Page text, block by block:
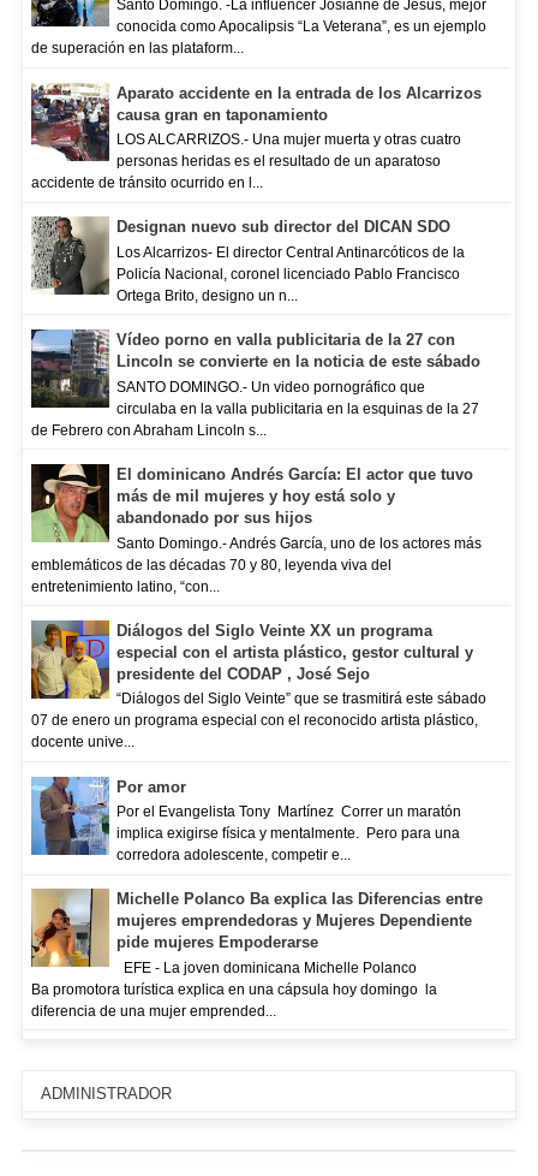
Santo Domingo. -La influencer Josianne de Jesús, mejor
conocida como Apocalipsis “La Veterana”, es un ejemplo
de superación en las plataform...
Aparato accidente en la entrada de los Alcarrizos
causa gran en taponamiento
LOS ALCARRIZOS.- Una mujer muerta y otras cuatro
personas heridas es el resultado de un aparatoso
accidente de tránsito ocurrido en l...
Designan nuevo sub director del DICAN SDO
Los Alcarrizos- El director Central Antinarcóticos de la
Policía Nacional, coronel licenciado Pablo Francisco
Ortega Brito, designo un n...
Vídeo porno en valla publicitaria de la 27 con
Lincoln se convierte en la noticia de este sábado
SANTO DOMINGO.- Un video pornográfico que
circulaba en la valla publicitaria en la esquinas de la 27
de Febrero con Abraham Lincoln s...
El dominicano Andrés García: El actor que tuvo
más de mil mujeres y hoy está solo y
abandonado por sus hijos
Santo Domingo.- Andrés García, uno de los actores más
emblemáticos de las décadas 70 y 80, leyenda viva del
entretenimiento latino, “con...
Diálogos del Siglo Veinte XX un programa
especial con el artista plástico, gestor cultural y
presidente del CODAP , José Sejo
“Diálogos del Siglo Veinte” que se trasmitirá este sábado
07 de enero un programa especial con el reconocido artista plástico,
docente unive...
Por amor
Por el Evangelista Tony Martínez Correr un maratón
implica exigirse física y mentalmente. Pero para una
corredora adolescente, competir e...
Michelle Polanco Ba explica las Diferencias entre
mujeres emprendedoras y Mujeres Dependiente
pide mujeres Empoderarse
EFE - La joven dominicana Michelle Polanco
Ba promotora turística explica en una cápsula hoy domingo la
diferencia de una mujer emprended...
ADMINISTRADOR